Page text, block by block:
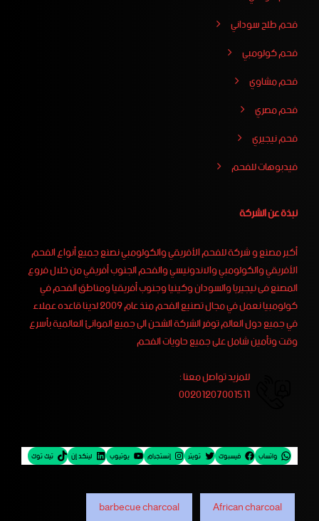
فحم طلح سوداني
فحم كولومبي
فحم مشاوي
فحم مصري
فحم نيجيري
فيدبوهات للفحم
نبذة عن الشركة
أكبر مصنع و شركة للفحم الأفريقي والكولومبي نصنع جميع أنواع الفحم
الأفريقي والكولومبي والاندونيسي والفحم الجنوب أفريقي من خلال فروع
المصنع فى نيجيريا والسودان وكينيا وجنوب أفريقيا ومناطق الفحم في
كولومبيا نعمل في مجال تصنيع الفحم منذ عام 2009 لدينا قاعده عملاء
في جميع دول العالم توفر الشركة الشحن الى جميع الموانئ العالمية بأسرع
وقت وتأمين شامل على جميع حاويات الفحم
للمزيد تواصل معنا :
00201207001511
واتساب فيسبوك تويتر إنستجرام يوتيوب لينكد إن تيك توك
African charcoal
barbecue charcoal